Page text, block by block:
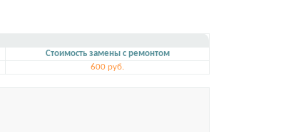
Стоимость замены с ремонтом
600 руб.